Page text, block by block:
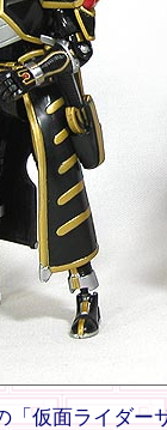
「仮面ライダー